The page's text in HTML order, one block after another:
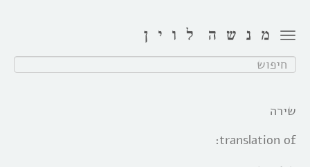
Toggle
navigation
חפש:
שירה
translation of: